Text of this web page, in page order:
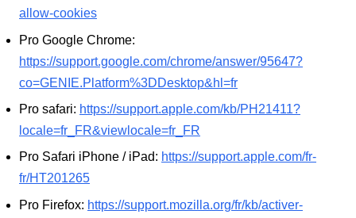
allow-cookies
Pro Google Chrome:
https://support.google.com/chrome/answer/95647?
co=GENIE.Platform%3DDesktop&hl=fr
Pro safari: https://support.apple.com/kb/PH21411?
locale=fr_FR&viewlocale=fr_FR
Pro Safari iPhone / iPad: https://support.apple.com/fr-
fr/HT201265
Pro Firefox: https://support.mozilla.org/fr/kb/activer-